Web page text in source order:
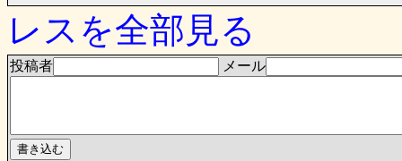
レスを全部見る
投稿者 メール